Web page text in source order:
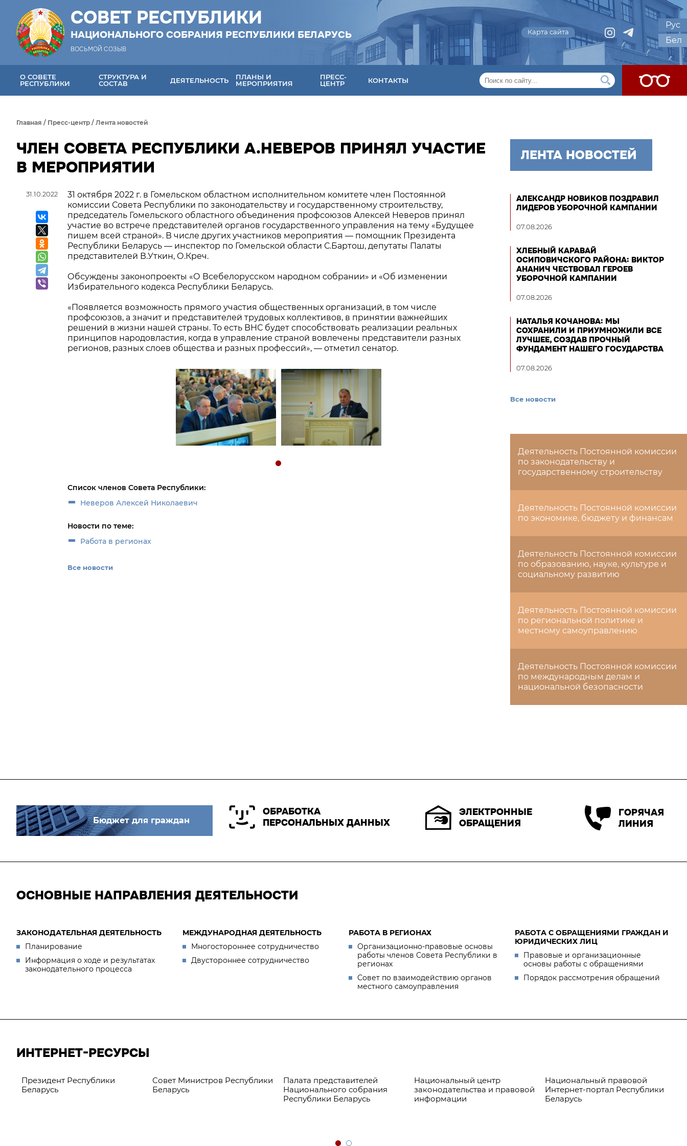
СОВЕТ РЕСПУБЛИКИ
НАЦИОНАЛЬНОГО СОБРАНИЯ РЕСПУБЛИКИ БЕЛАРУСЬ
ВОСЬМОЙ СОЗЫВ
Карта сайта
Рус
Бел
О СОВЕТЕ
РЕСПУБЛИКИ
СТРУКТУРА И
СОСТАВ
ДЕЯТЕЛЬНОСТЬ
ПЛАНЫ И
МЕРОПРИЯТИЯ
ПРЕСС-
ЦЕНТР
КОНТАКТЫ
Главная / Пресс-центр / Лента новостей
ЧЛЕН СОВЕТА РЕСПУБЛИКИ А.НЕВЕРОВ ПРИНЯЛ УЧАСТИЕ
В МЕРОПРИЯТИИ
31.10.2022
31 октября 2022 г. в Гомельском областном исполнительном комитете член Постоянной
комиссии Совета Республики по законодательству и государственному строительству,
председатель Гомельского областного объединения профсоюзов Алексей Неверов принял
участие во встрече представителей органов государственного управления на тему «Будущее
пишем всей страной». В числе других участников мероприятия — помощник Президента
Республики Беларусь — инспектор по Гомельской области С.Бартош, депутаты Палаты
представителей В.Уткин, О.Креч.
Обсуждены законопроекты «О Всебелорусском народном собрании» и «Об изменении
Избирательного кодекса Республики Беларусь.
«Появляется возможность прямого участия общественных организаций, в том числе
профсоюзов, а значит и представителей трудовых коллективов, в принятии важнейших
решений в жизни нашей страны. То есть ВНС будет способствовать реализации реальных
принципов народовластия, когда в управление страной вовлечены представители разных
регионов, разных слоев общества и разных профессий», — отметил сенатор.
Список членов Совета Республики:
Неверов Алексей Николаевич
Новости по теме:
Работа в регионах
Все новости
ЛЕНТА НОВОСТЕЙ
АЛЕКСАНДР НОВИКОВ ПОЗДРАВИЛ
ЛИДЕРОВ УБОРОЧНОЙ КАМПАНИИ
07.08.2026
ХЛЕБНЫЙ КАРАВАЙ
ОСИПОВИЧСКОГО РАЙОНА: ВИКТОР
АНАНИЧ ЧЕСТВОВАЛ ГЕРОЕВ
УБОРОЧНОЙ КАМПАНИИ
07.08.2026
НАТАЛЬЯ КОЧАНОВА: МЫ
СОХРАНИЛИ И ПРИУМНОЖИЛИ ВСЕ
ЛУЧШЕЕ, СОЗДАВ ПРОЧНЫЙ
ФУНДАМЕНТ НАШЕГО ГОСУДАРСТВА
07.08.2026
Все новости
Деятельность Постоянной комиссии
по законодательству и
государственному строительству
Деятельность Постоянной комиссии
по экономике, бюджету и финансам
Деятельность Постоянной комиссии
по образованию, науке, культуре и
социальному развитию
Деятельность Постоянной комиссии
по региональной политике и
местному самоуправлению
Деятельность Постоянной комиссии
по международным делам и
национальной безопасности
Бюджет для граждан
ОБРАБОТКА
ПЕРСОНАЛЬНЫХ ДАННЫХ
ЭЛЕКТРОННЫЕ
ОБРАЩЕНИЯ
ГОРЯЧАЯ
ЛИНИЯ
ОСНОВНЫЕ НАПРАВЛЕНИЯ ДЕЯТЕЛЬНОСТИ
ЗАКОНОДАТЕЛЬНАЯ ДЕЯТЕЛЬНОСТЬ
Планирование
Информация о ходе и результатах
законодательного процесса
МЕЖДУНАРОДНАЯ ДЕЯТЕЛЬНОСТЬ
Многостороннее сотрудничество
Двустороннее сотрудничество
РАБОТА В РЕГИОНАХ
Организационно-правовые основы
работы членов Совета Республики в
регионах
Совет по взаимодействию органов
местного самоуправления
РАБОТА С ОБРАЩЕНИЯМИ ГРАЖДАН И
ЮРИДИЧЕСКИХ ЛИЦ
Правовые и организационные
основы работы с обращениями
Порядок рассмотрения обращений
ИНТЕРНЕТ-РЕСУРСЫ
Президент Республики
Беларусь
Совет Министров Республики
Беларусь
Палата представителей
Национального собрания
Республики Беларусь
Национальный центр
законодательства и правовой
информации
Национальный правовой
Интернет-портал Республики
Беларусь